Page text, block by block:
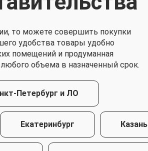
то можете совершить покупки
удобства товары удобно
помещений и продуманная
объема в назначенный срок.
Петербург и ЛО
Екатеринбург Казань